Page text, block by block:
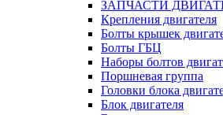
ЗАПЧАСТИ
Крепления двигателя
Болты крышек
Болты ГБЦ
Наборы болтов
Поршневая группа
Головки блока
Блок двигателя